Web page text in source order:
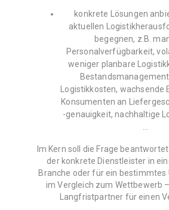
konkrete Lösungen
aktuellen
begegnen, z.B.
Personalverfügbarkeit,
weniger planbare
Logistikkosten, wachsende
Konsumenten an
-genauigkeit, nachhaltige
…
Im Kern soll die Frage
der konkrete Dienstleister in
Branche oder für ein bestimmtes
im Vergleich zum Wettbewerb
Langfristpartner für einen